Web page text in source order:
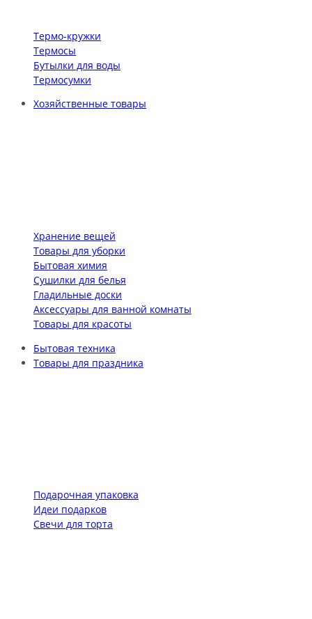
Термо-кружки
Термосы
Бутылки для воды
Термосумки
Хозяйственные товары
Хранение вещей
Товары для уборки
Бытовая химия
Сушилки для белья
Гладильные доски
Аксессуары для ванной комнаты
Товары для красоты
Бытовая техника
Товары для праздника
Подарочная упаковка
Идеи подарков
Свечи для торта